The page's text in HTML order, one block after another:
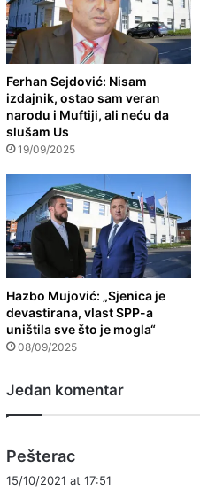
Ferhan Sejdović: Nisam
izdajnik, ostao sam veran
narodu i Muftiji, ali neću da
slušam Us
19/09/2025
Hazbo Mujović: „Sjenica je
devastirana, vlast SPP-a
uništila sve što je mogla“
08/09/2025
Jedan komentar
Pešterac
15/10/2021 at 17:51